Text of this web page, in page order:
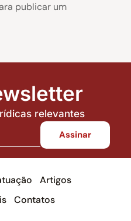
publicar um
relevantes
Artigos
Contatos